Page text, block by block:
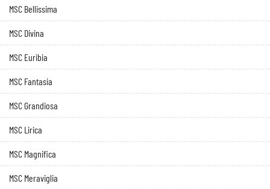
MSC Bellissima
MSC Divina
MSC Euribia
MSC Fantasia
MSC Grandiosa
MSC Lirica
MSC Magnifica
MSC Meraviglia